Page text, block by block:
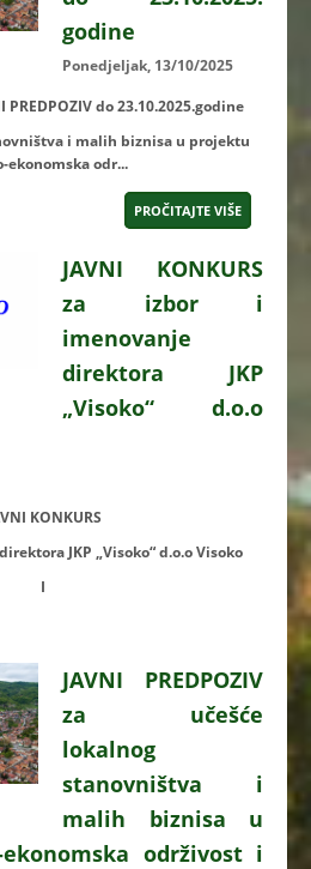
godine
Ponedjeljak, 13/10/2025
PREDPOZIV do 23.10.2025.godine
i malih biznisa u projektu
ekonomska odr...
PROČITAJTE VIŠE
JAVNI KONKURS
za izbor i
imenovanje
direktora JKP
„Visoko“ d.o.o
KONKURS
JKP „Visoko“ d.o.o Visoko
I
JAVNI PREDPOZIV
za učešće
lokalnog
stanovništva i
malih biznisa u
održivost i